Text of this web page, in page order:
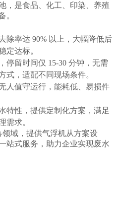
，是食品、化工、印染、养殖
。
除率达 90% 以上，大幅降低后
定达标。
停留时间仅 15-30 分钟，无需
式，适配不同现场条件。
人值守运行，能耗低、易损件
特性，提供定制化方案，满足
需求。
领域，提供气浮机从方案设
站式服务，助力企业实现废水